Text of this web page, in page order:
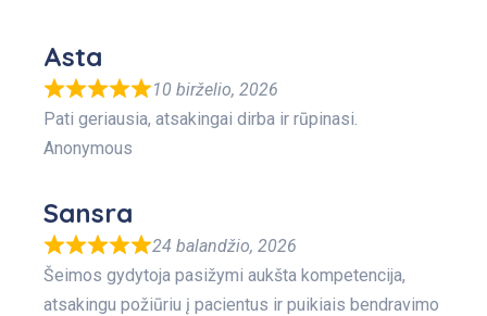
Asta
10 birželio, 2026
Pati geriausia, atsakingai dirba ir rūpinasi.
Anonymous
Sansra
24 balandžio, 2026
Šeimos gydytoja pasižymi aukšta kompetencija,
atsakingu požiūriu į pacientus ir puikiais bendravimo